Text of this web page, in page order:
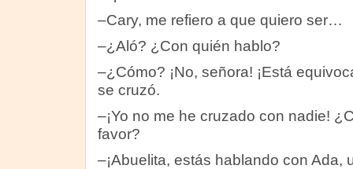
–Cary, me refiero a que quiero ser…
–¿Aló? ¿Con quién hablo?
–¿Cómo? ¡No, señora! ¡Está
se cruzó.
–¡Yo no me he cruzado con nadie!
favor?
–¡Abuelita, estás hablando con Ada,